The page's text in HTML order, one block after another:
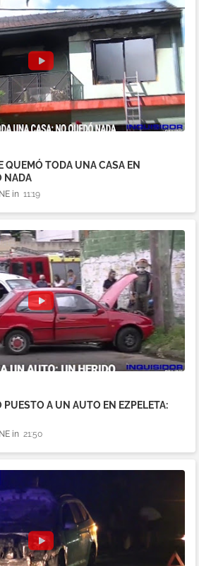
QUEMÓ TODA UNA CASA EN
NADA
11:19
PUESTO A UN AUTO EN EZPELETA:
21:50